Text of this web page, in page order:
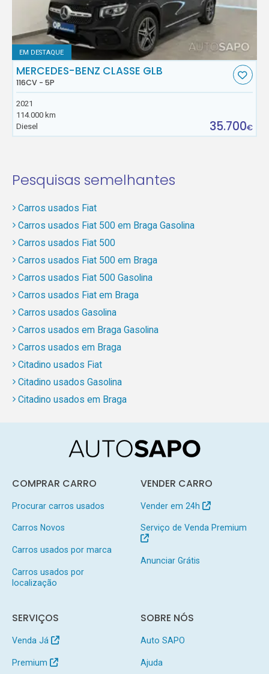
EM DESTAQUE
MERCEDES-BENZ CLASSE GLB
116CV - 5P
2021
114.000 km
Diesel
35.700€
Pesquisas semelhantes
Carros usados Fiat
Carros usados Fiat 500 em Braga Gasolina
Carros usados Fiat 500
Carros usados Fiat 500 em Braga
Carros usados Fiat 500 Gasolina
Carros usados Fiat em Braga
Carros usados Gasolina
Carros usados em Braga Gasolina
Carros usados em Braga
Citadino usados Fiat
Citadino usados Gasolina
Citadino usados em Braga
COMPRAR CARRO
Procurar carros usados
Carros Novos
Carros usados por marca
Carros usados por
localização
VENDER CARRO
Vender em 24h
Serviço de Venda Premium
Anunciar Grátis
SERVIÇOS
Venda Já
Premium
SOBRE NÓS
Auto SAPO
Ajuda